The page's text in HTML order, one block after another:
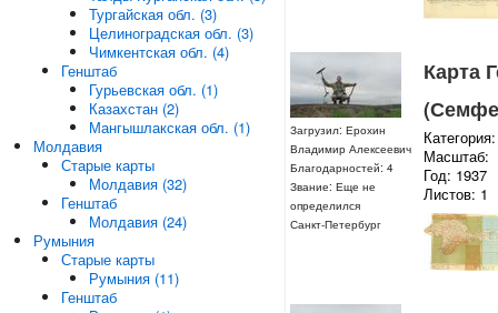
Загрузил: Ерохин
Владимир Алексеевич
Благодарностей: 4
Звание: Еще не
определился
Санкт-Петербург
Карта
Масштаб:
Год: 1937
Листов: 1
Тургайская обл. (3)
Целиноградская обл. (3)
Чимкентская обл. (4)
Генштаб
Гурьевская обл. (1)
Казахстан (2)
Мангышлакская обл. (1)
Молдавия
Старые карты
Молдавия (32)
Генштаб
Молдавия (24)
Румыния
Старые карты
Румыния (11)
Генштаб